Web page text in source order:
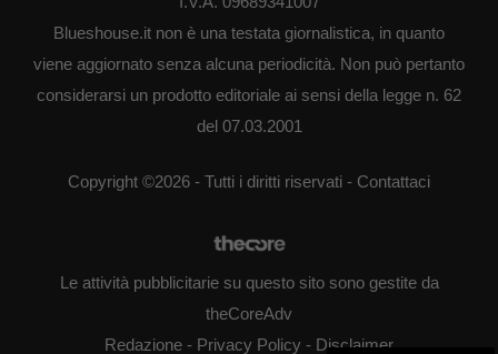
Blueshouse.it non è una testata giornalistica, in quanto
viene aggiornato senza alcuna periodicità. Non può pertanto
considerarsi un prodotto editoriale ai sensi della legge n. 62
del 07.03.2001
Copyright ©2026 - Tutti i diritti riservati - Contattaci
Le attività pubblicitarie su questo sito sono gestite da
theCoreAdv
Redazione - Privacy Policy - Disclaimer